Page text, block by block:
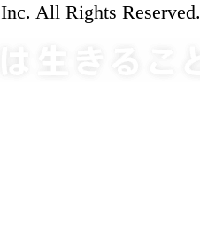
All Rights Reserved.